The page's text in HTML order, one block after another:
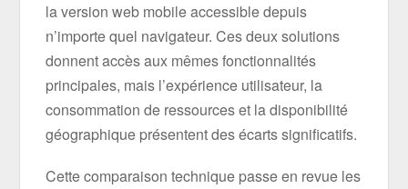
la version web mobile accessible depuis
n’importe quel navigateur. Ces deux solutions
donnent accès aux mêmes fonctionnalités
principales, mais l’expérience utilisateur, la
consommation de ressources et la disponibilité
géographique présentent des écarts significatifs.
Cette comparaison technique passe en revue les